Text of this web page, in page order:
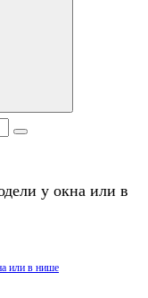
у окна или в
или в нише